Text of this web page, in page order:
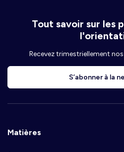
Tout savoir sur les
Recevez trimestriellement
S’abonner à la
Matières